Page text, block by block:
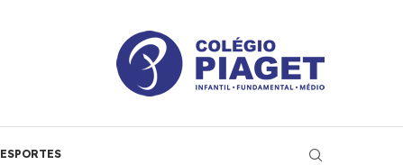
ESPORTES